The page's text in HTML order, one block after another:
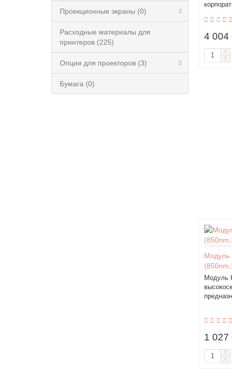
Проекционные экраны (0)
Расходные материалы для
принтеров (225)
Опции для проекторов (3)
Бумага (0)
4 004
Модуль
Модуль
1